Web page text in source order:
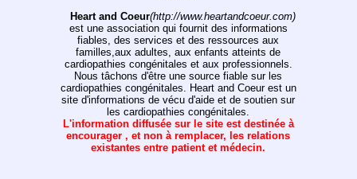
Heart and Coeur(http://www.heartandcoeur.com)
est une association qui fournit des informations
fiables, des services et des ressources aux
familles,aux adultes, aux enfants atteints de
cardiopathies congénitales et aux professionnels.
Nous tâchons d'être une source fiable sur les
cardiopathies congénitales. Heart and Coeur est un
site d'informations de vécu d'aide et de soutien sur
les cardiopathies congénitales.
L'information diffusée sur le site est destinée à
encourager , et non à remplacer, les relations
existantes entre patient et médecin.